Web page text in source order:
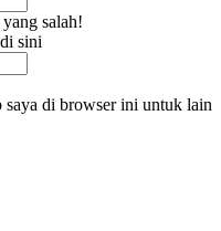
salah!
sini
saya di browser ini untuk lain